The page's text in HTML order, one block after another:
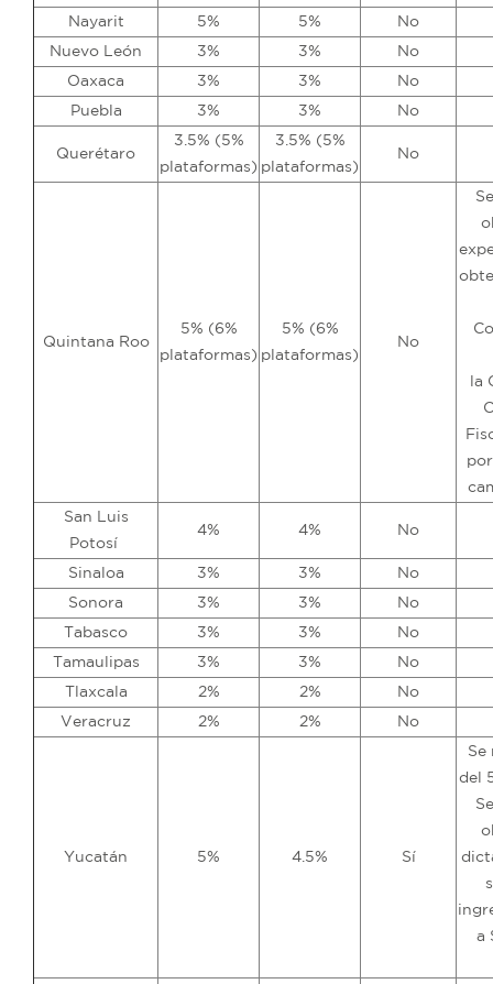
Nayarit 5% 5% No
Nuevo León 3% 3% No
Oaxaca 3% 3% No
Puebla 3% 3% No
Querétaro
3.5% (5%
plataformas)
3.5% (5%
plataformas)
No
Quintana Roo
5% (6%
plataformas)
5% (6%
plataformas)
No
la
San Luis
Potosí
4% 4% No
Sinaloa 3% 3% No
Sonora 3% 3% No
Tabasco 3% 3% No
Tamaulipas 3% 3% No
Tlaxcala 2% 2% No
Veracruz 2% 2% No
Yucatán 5% 4.5% Sí
Se
del
a